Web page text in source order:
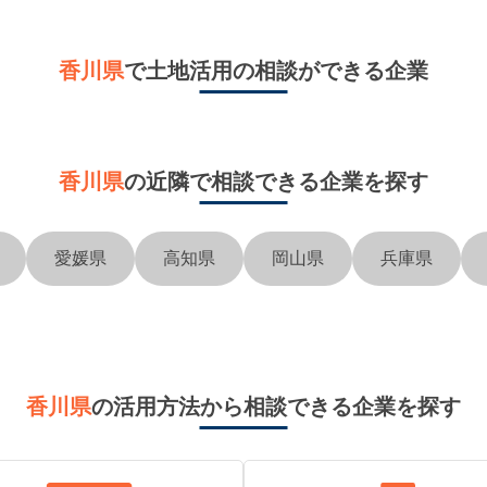
香川県で土地活用の相談ができる企業
香川県の近隣で相談できる企業を探す
愛媛県 高知県 岡山県 兵庫県
香川県の活用方法から相談できる企業を探す